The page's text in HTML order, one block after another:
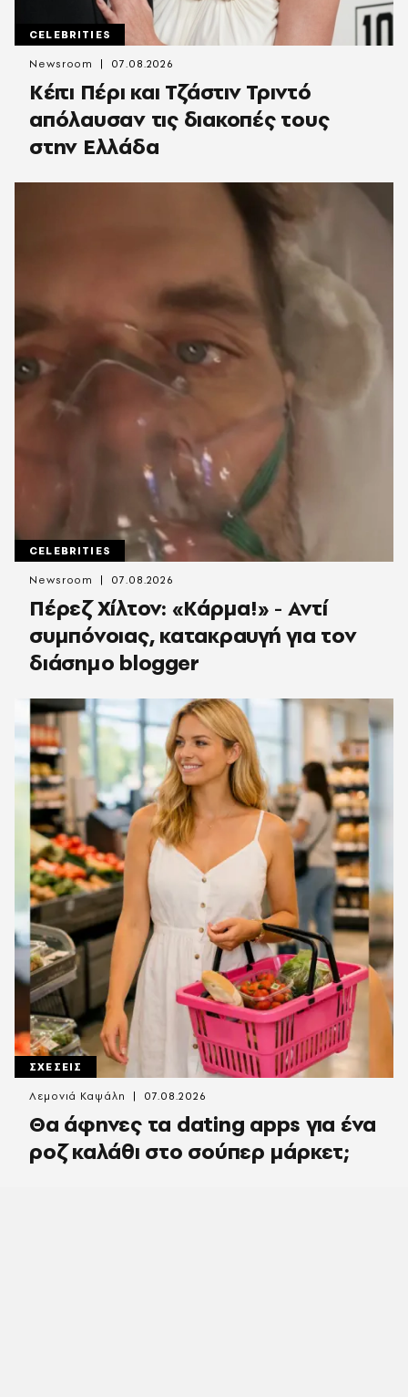
CELEBRITIES
Κέιτι Πέρι και Τζάστιν Τριντό
απόλαυσαν τις διακοπές τους
στην Ελλάδα
Newsroom 07.08.2026
CELEBRITIES
Πέρεζ Χίλτον: «Κάρμα!» - Αντί
συμπόνοιας, κατακραυγή για τον
διάσημο blogger
Newsroom 07.08.2026
ΣΧΕΣΕΙΣ
Θα άφηνες τα dating apps για ένα
ροζ καλάθι στο σούπερ μάρκετ;
Λεμονιά Καψάλη 07.08.2026